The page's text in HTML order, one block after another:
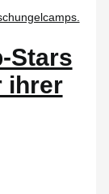
Stars
ihrer